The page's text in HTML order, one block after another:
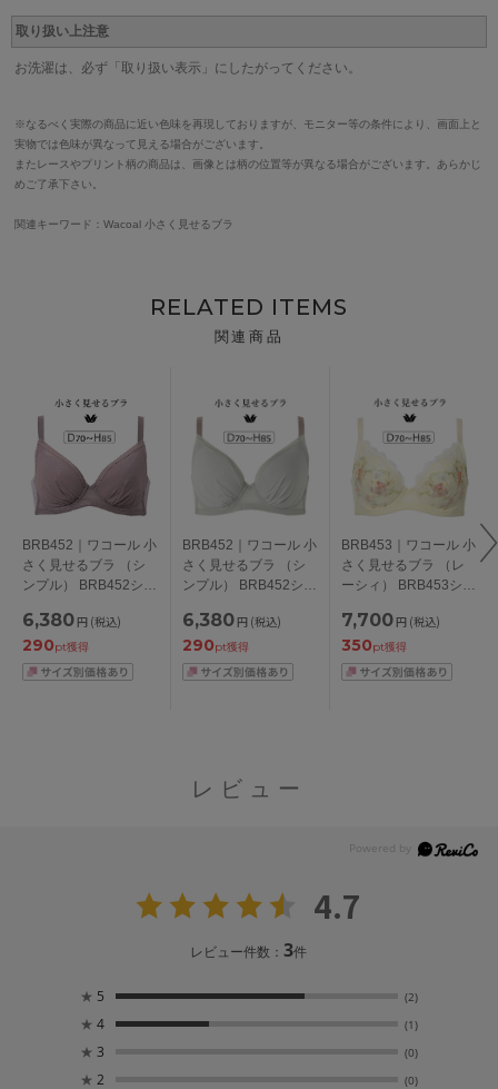
取り扱い上注意
お洗濯は、必ず「取り扱い表示」にしたがってください。
※なるべく実際の商品に近い色味を再現しておりますが、モニター等の条件により、画面上と
実物では色味が異なって見える場合がございます。
またレースやプリント柄の商品は、画像とは柄の位置等が異なる場合がございます。あらかじ
めご了承下さい。
関連キーワード：Wacoal 小さく見せるブラ
RELATED ITEMS
関連商品
BRB452｜ワコール 小
さく見せるブラ （シ
ンプル） BRB452シリ
DEFGHカップ アンダ
ー
65/70/75/80/85/90/95/
100cm
6,380 円 (税込)
290pt獲得
BRB452｜ワコール 小
さく見せるブラ （シ
ンプル） BRB452シリ
DEFGHカップ アンダ
ー
65/70/75/80/85/90/95/
100cm
6,380 円 (税込)
290pt獲得
BRB453｜ワコール 小
さく見せるブラ （レ
ーシィ） BRB453シリ
DEFGHカップ アンダ
ー70/75/80/85/90cm
7,700 円 (税込)
350pt獲得
レビュー
4.7
レビュー件数：3件
★ 5 (2)
★ 4 (1)
★ 3 (0)
★ 2 (0)